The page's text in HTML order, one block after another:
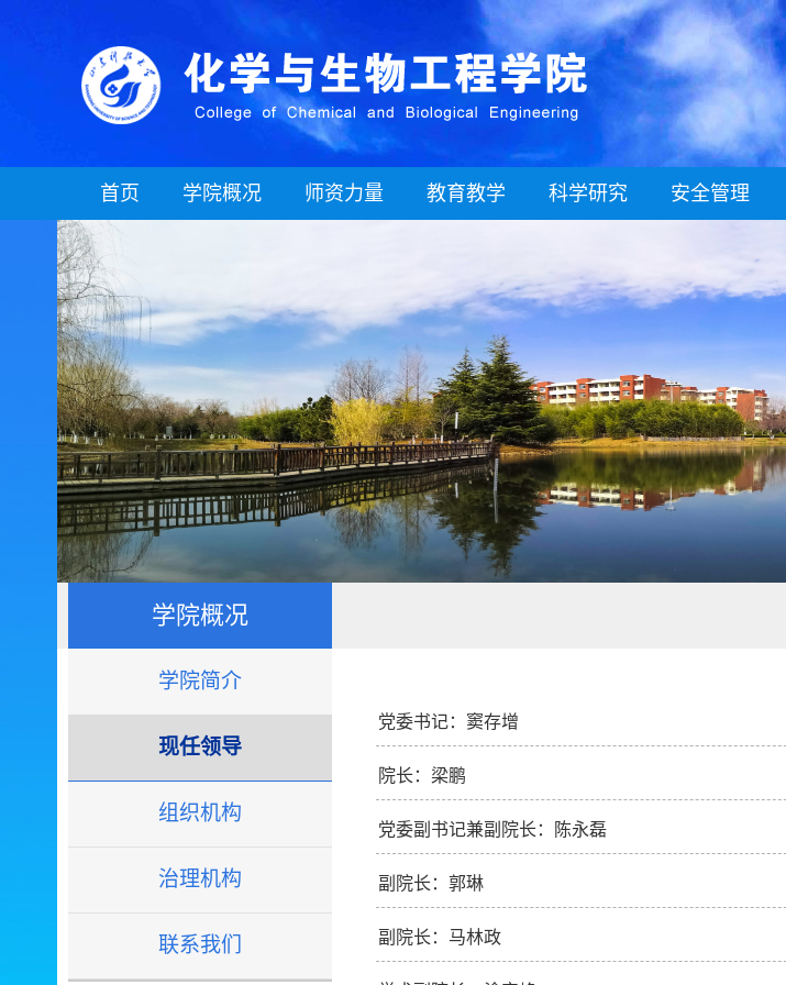
首页 学院概况 师资力量 教育教学 科学研究 安全管理
学院概况
学院简介
现任领导
组织机构
治理机构
联系我们
党委书记：窦存增
院长：梁鹏
党委副书记兼副院长：陈永磊
副院长：郭琳
副院长：马林政